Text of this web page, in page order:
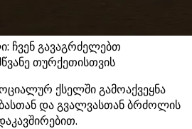
ჩვენ გავაგრძელებთ
თურქეთისთვის
ქსელში გამოაქვეყნა
და გვალვასთან ბრძოლის